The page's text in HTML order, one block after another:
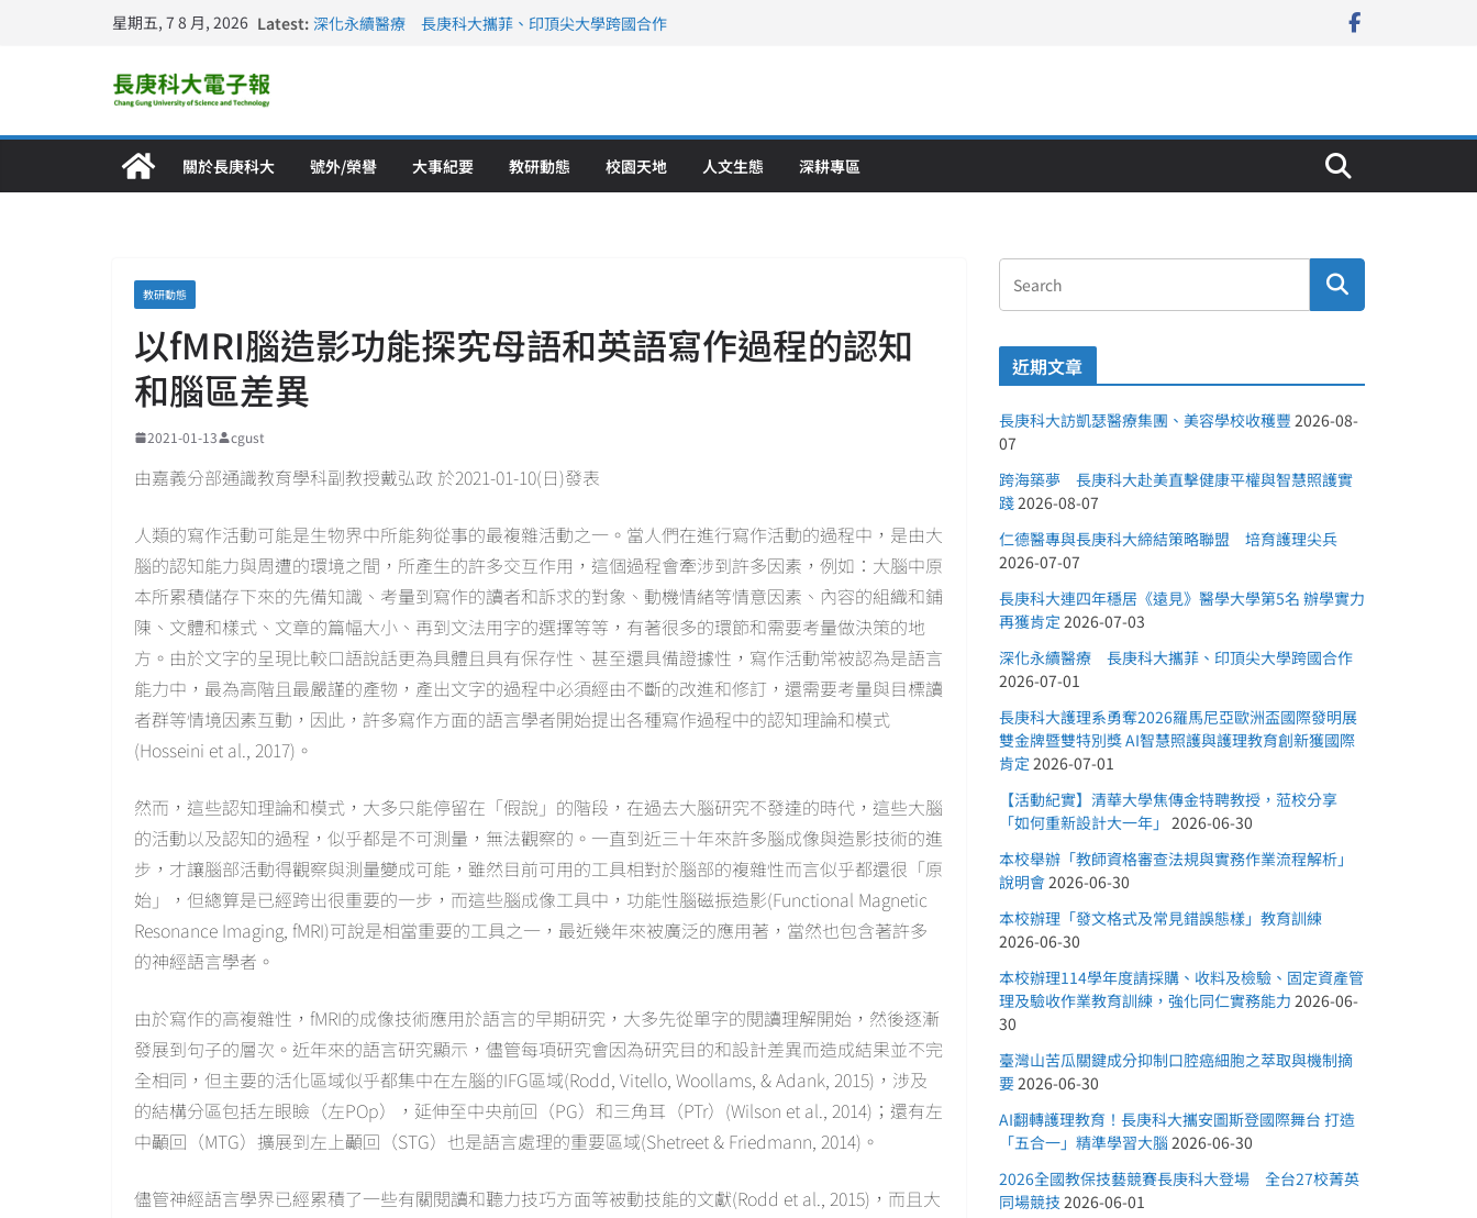
星期五, 7 8 月, 2026 Latest: 深化永續醫療 長庚科大攜菲、印頂尖大學跨國合作
關於長庚科大 號外/榮譽 大事紀要 教研動態 校園天地 人文生態 深耕專區
教研動態
以fMRI腦造影功能探究母語和英語寫作過程的認知
和腦區差異
2021-01-13 cgust
由嘉義分部通識教育學科副教授戴弘政 於2021-01-10(日)發表
人類的寫作活動可能是生物界中所能夠從事的最複雜活動之一。當人們在進行寫作活動的過程中，是由大
腦的認知能力與周遭的環境之間，所產生的許多交互作用，這個過程會牽涉到許多因素，例如：大腦中原
本所累積儲存下來的先備知識、考量到寫作的讀者和訴求的對象、動機情緒等情意因素、內容的組織和鋪
陳、文體和樣式、文章的篇幅大小、再到文法用字的選擇等等，有著很多的環節和需要考量做決策的地
方。由於文字的呈現比較口語說話更為具體且具有保存性、甚至還具備證據性，寫作活動常被認為是語言
能力中，最為高階且最嚴謹的產物，產出文字的過程中必須經由不斷的改進和修訂，還需要考量與目標讀
者群等情境因素互動，因此，許多寫作方面的語言學者開始提出各種寫作過程中的認知理論和模式
(Hosseini et al., 2017)。
然而，這些認知理論和模式，大多只能停留在「假說」的階段，在過去大腦研究不發達的時代，這些大腦
的活動以及認知的過程，似乎都是不可測量，無法觀察的。一直到近三十年來許多腦成像與造影技術的進
步，才讓腦部活動得觀察與測量變成可能，雖然目前可用的工具相對於腦部的複雜性而言似乎都還很「原
始」，但總算是已經跨出很重要的一步，而這些腦成像工具中，功能性腦磁振造影(Functional Magnetic
Resonance Imaging, fMRI)可說是相當重要的工具之一，最近幾年來被廣泛的應用著，當然也包含著許多
的神經語言學者。
由於寫作的高複雜性，fMRI的成像技術應用於語言的早期研究，大多先從單字的閱讀理解開始，然後逐漸
發展到句子的層次。近年來的語言研究顯示，儘管每項研究會因為研究目的和設計差異而造成結果並不完
全相同，但主要的活化區域似乎都集中在左腦的IFG區域(Rodd, Vitello, Woollams, & Adank, 2015)，涉及
的結構分區包括左眼瞼（左POp），延伸至中央前回（PG）和三角耳（PTr）(Wilson et al., 2014)；還有左
中顳回（MTG）擴展到左上顳回（STG）也是語言處理的重要區域(Shetreet & Friedmann, 2014)。
儘管神經語言學界已經累積了一些有關閱讀和聽力技巧方面等被動技能的文獻(Rodd et al., 2015)，而且大
近期文章
長庚科大訪凱瑟醫療集團、美容學校收穫豐 2026-08-
07
跨海築夢 長庚科大赴美直擊健康平權與智慧照護實
踐2026-08-07
仁德醫專與長庚科大締結策略聯盟 培育護理尖兵
2026-07-07
長庚科大連四年穩居《遠見》醫學大學第5名 辦學實力
再獲肯定 2026-07-03
深化永續醫療 長庚科大攜菲、印頂尖大學跨國合作
2026-07-01
長庚科大護理系勇奪2026羅馬尼亞歐洲盃國際發明展
雙金牌暨雙特別獎 AI智慧照護與護理教育創新獲國際
肯定 2026-07-01
【活動紀實】清華大學焦傳金特聘教授，蒞校分享
「如何重新設計大一年」 2026-06-30
本校舉辦「教師資格審查法規與實務作業流程解析」
說明會2026-06-30
本校辦理「發文格式及常見錯誤態樣」教育訓練
2026-06-30
本校辦理114學年度請採購、收料及檢驗、固定資產管
理及驗收作業教育訓練，強化同仁實務能力 2026-06-
30
臺灣山苦瓜關鍵成分抑制口腔癌細胞之萃取與機制摘
要2026-06-30
AI翻轉護理教育！長庚科大攜安圖斯登國際舞台 打造
「五合一」精準學習大腦 2026-06-30
2026全國教保技藝競賽長庚科大登場 全台27校菁英
同場競技 2026-06-01